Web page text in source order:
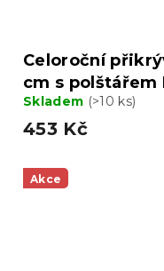
Celoroční
cm s polštářem
Skladem (>10 ks)
453 Kč
Akce